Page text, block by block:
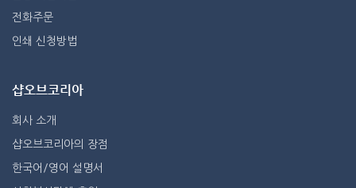
전화주문
인쇄 신청방법
샵오브코리아
회사 소개
샵오브코리아의 장점
한국어/영어 설명서